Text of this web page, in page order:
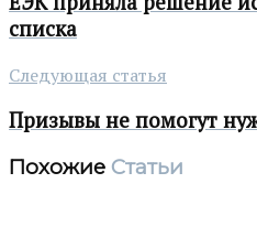
списка
Следующая статья
Призывы не помогут
Похожие Статьи